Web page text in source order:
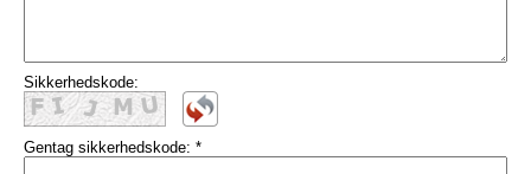
Sikkerhedskode:
Gentag sikkerhedskode: *